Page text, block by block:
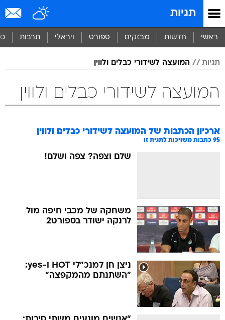
תגיות
ראשי חדשות מבזקים ספורט ויראלי תרבות
תגיות המועצה לשידורי כבלים ולווין
המועצה לשידורי כבלים ולווין
ארכיון הכתבות של המועצה לשידורי כבלים ולווין
95 כתבות משויכות לתגית זו
שלם וצפה? צפה ושלם!
משחקה של מכבי חיפה מול
לרנקה ישודר בספורט2
ניצן חן למנכ"לי HOT ו-yes:
"השתנתם מהמקפצה"